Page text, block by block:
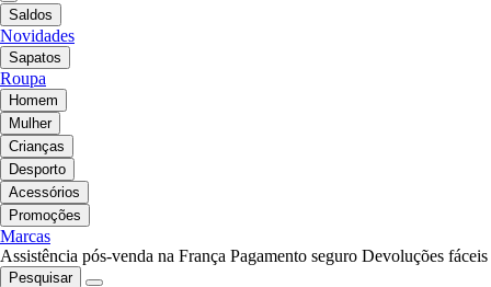
Saldos
Novidades
Sapatos
Roupa
Homem
Mulher
Crianças
Desporto
Acessórios
Promoções
Marcas
Assistência pós-venda na França Pagamento seguro Devoluções fáceis
Pesquisar